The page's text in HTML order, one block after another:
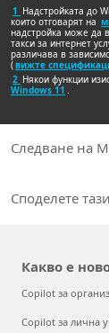
1 Надстройката до
които отговарят на
надстройка може да
такси за интернет
различава в
(вижте
2 Някои функции
Windows 11 .
Следване на
Споделете
Какво е
Copilot за
Copilot за лична